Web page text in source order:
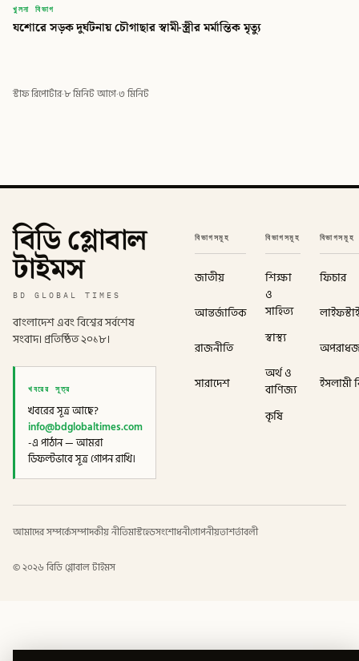
খুলনা বিভাগ
যশোরে সড়ক দুর্ঘটনায় চৌগাছার স্বামী-স্ত্রীর মর্মান্তিক মৃত্যু
স্টাফ রিপোর্টার·৮ মিনিট আগে·৩ মিনিট
বিডি গ্লোবাল
টাইমস
BD GLOBAL TIMES
বাংলাদেশ এবং বিশ্বের সর্বশেষ
সংবাদ। প্রতিষ্ঠিত ২০১৮।
খবরের সূত্র
খবরের সূত্র আছে?
info@bdglobaltimes.com
-এ পাঠান — আমরা
ডিফল্টভাবে সূত্র গোপন রাখি।
বিভাগসমূহ
জাতীয়
আন্তর্জাতিক
রাজনীতি
সারাদেশ
বিভাগসমূহ
শিক্ষা
ও
সাহিত্য
স্বাস্থ্য
অর্থ ও
বাণিজ্য
কৃষি
বিভাগসমূহ
ফিচার
ইসলামী
আমাদের সম্পর্কেসম্পাদকীয় নীতিমাস্টহেডসংশোধনীগোপনীয়তাশর্তাবলী
©২০২৬ বিডি গ্লোবাল টাইমস